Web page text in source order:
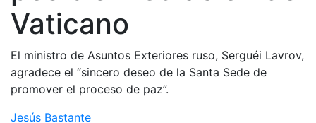
Vaticano
El ministro de Asuntos Exteriores ruso, Serguéi Lavrov,
agradece el “sincero deseo de la Santa Sede de
promover el proceso de paz”.
Jesús Bastante